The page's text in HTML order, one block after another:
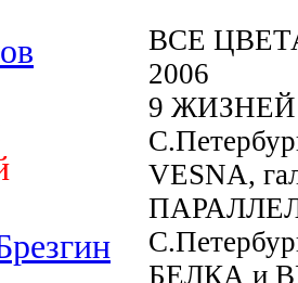
ВСЕ
2006
9 ЖИЗНЕЙ
VESNA,
БЕЛКА и